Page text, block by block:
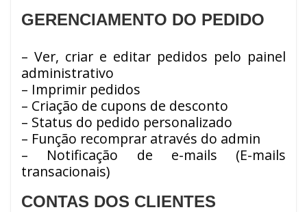
GERENCIAMENTO DO PEDIDO
– Ver, criar e editar pedidos pelo painel
administrativo
– Imprimir pedidos
– Criação de cupons de desconto
– Status do pedido personalizado
– Função recomprar através do admin
– Notificação de e-mails (E-mails
transacionais)
CONTAS DOS CLIENTES